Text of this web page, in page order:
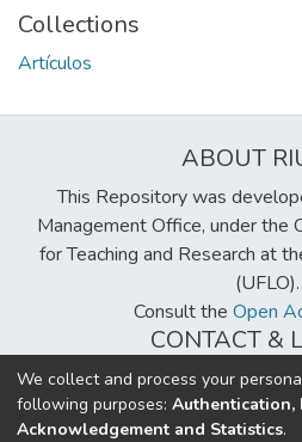
Collections
Artículos
ABOUT
This Repository was
Management Office, under the
for Teaching and Research at
(UFLO).
Consult the Open
CONTACT &
Creative Commons
We collect and process your
following purposes: Authentication,
Acknowledgement and Statistics.